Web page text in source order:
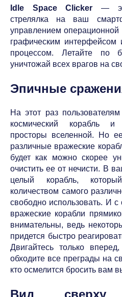
Idle Space Clicker —
стрелялка на ваш
управлением
графическим интерфейсом
процессом. Летайте по
уничтожай всех врагов на
Эпичные
На этот раз
космический корабль и
просторы вселенной. Но
различные вражеские
будет как можно скорее
очистить ее от нечисти. В
целый корабль,
количеством самого
свободно использовать. И
вражеские корабли
внимательны, ведь
придется быстро
Двигайтесь только
обходите все преграды на
кто осмелится бросить вам
Вид